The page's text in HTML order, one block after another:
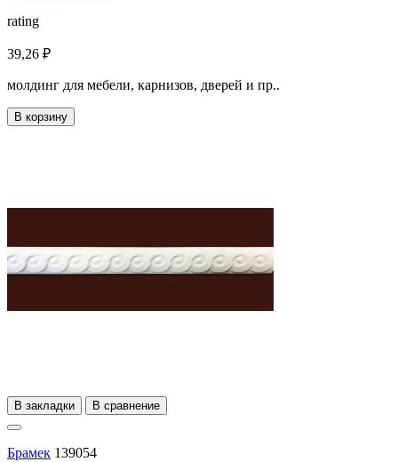
rating
39,26 ₽
молдинг для мебели, карнизов, дверей и пр..
В корзину
В закладки В сравнение
Брамек 139054